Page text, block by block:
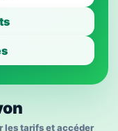
les tarifs et accéder